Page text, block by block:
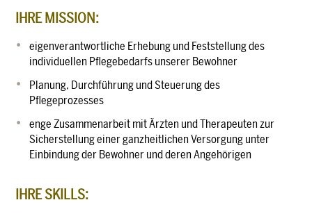
IHRE MISSION:
eigenverantwortliche Erhebung und Feststellung des
individuellen Pflegebedarfs unserer Bewohner
Planung, Durchführung und Steuerung des
Pflegeprozesses
enge Zusammenarbeit mit Ärzten und Therapeuten zur
Sicherstellung einer ganzheitlichen Versorgung unter
Einbindung der Bewohner und deren Angehörigen
IHRE SKILLS: